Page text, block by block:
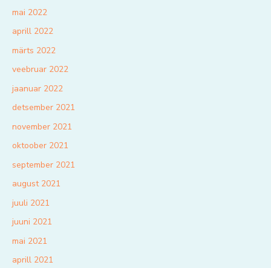
mai 2022
aprill 2022
märts 2022
veebruar 2022
jaanuar 2022
detsember 2021
november 2021
oktoober 2021
september 2021
august 2021
juuli 2021
juuni 2021
mai 2021
aprill 2021